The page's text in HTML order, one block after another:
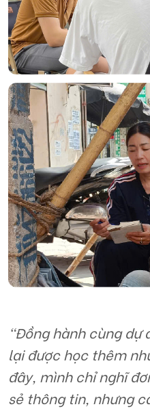
“Đồng hành cùng dự
lại được học thêm
đây, mình chỉ nghĩ
sẻ thông tin, nhưng